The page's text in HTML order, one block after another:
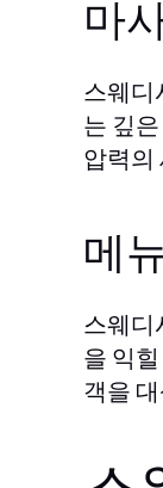
마
스웨디
는 깊
압력의
메
스웨디
을 익
객을